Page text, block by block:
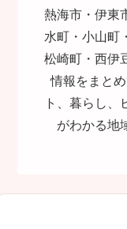
熱海市・伊東
水町・小山町
松崎町・西伊
情報をまと
ト、暮らし、
がわかる地